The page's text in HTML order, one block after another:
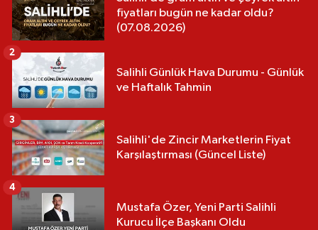
fiyatları bugün ne kadar oldu?
(07.08.2026)
Salihli Günlük Hava Durumu - Günlük
ve Haftalık Tahmin
2
Salihli'de Zincir Marketlerin Fiyat
Karşılaştırması (Güncel Liste)
3
Mustafa Özer, Yeni Parti Salihli
Kurucu İlçe Başkanı Oldu
4